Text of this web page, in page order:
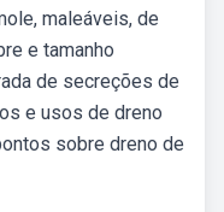
maleáveis, de
e tamanho
de secreções de
e usos de dreno
sobre dreno de